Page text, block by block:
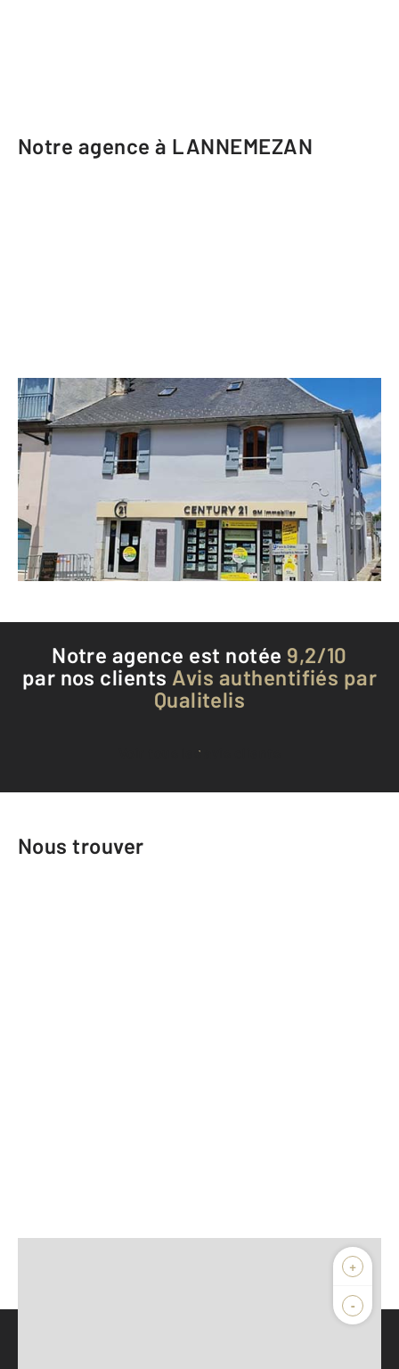
Notre agence à LANNEMEZAN
CENTURY 21 GM Immobilier
151 rue Georges Clémenceau
LANNEMEZAN - 65300
Envoyer un message
Téléphoner à l'agence
Notre agence est notée 9,2/10
par nos clients Avis authentifiés par
Qualitelis
Voir tous les avis clients
Nous trouver
+
-